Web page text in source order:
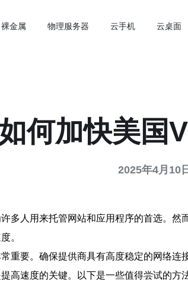
裸金属 物理服务器 云手机 云桌面
何加快美国
2025年4月10
多人用来托管网站和应用程序的首选。
。
重要。确保提供商具有高度稳定的网络连
高速度的关键。以下是一些值得尝试的方